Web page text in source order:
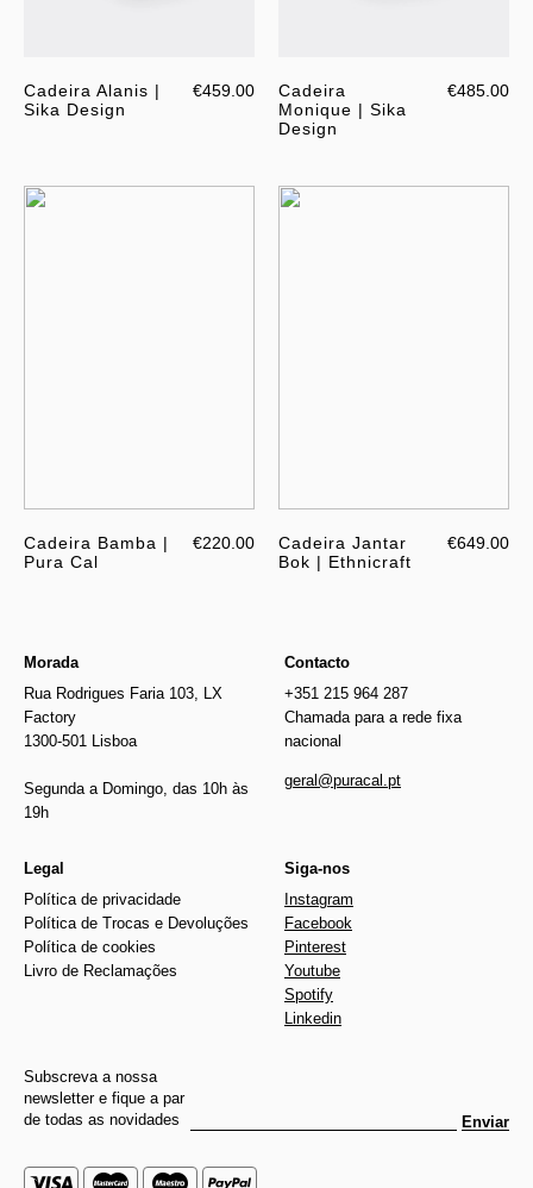
Cadeira Alanis |
Sika Design
€459.00
Cadeira
Monique | Sika
Design
€485.00
Cadeira Bamba |
Pura Cal
€220.00
Cadeira Jantar
Bok | Ethnicraft
€649.00
Morada
Rua Rodrigues Faria 103, LX
Factory
1300-501 Lisboa
Segunda a Domingo, das 10h às
19h
Contacto
+351 215 964 287
Chamada para a rede fixa
nacional
geral@puracal.pt
Legal
Política de privacidade
Política de Trocas e Devoluções
Política de cookies
Livro de Reclamações
Siga-nos
Instagram
Facebook
Pinterest
Youtube
Spotify
Linkedin
Subscreva a nossa
newsletter e fique a par
de todas as novidades
Enviar